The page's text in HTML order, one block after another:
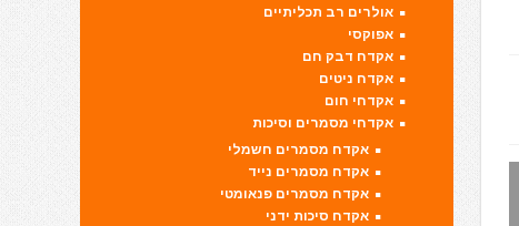
אולרים רב תכליתיים
אפוקסי
אקדח דבק חם
אקדח ניטים
אקדחי חום
אקדחי מסמרים וסיכות
אקדח מסמרים חשמלי
אקדח מסמרים נייד
אקדח מסמרים פנאומטי
אקדח סיכות ידני